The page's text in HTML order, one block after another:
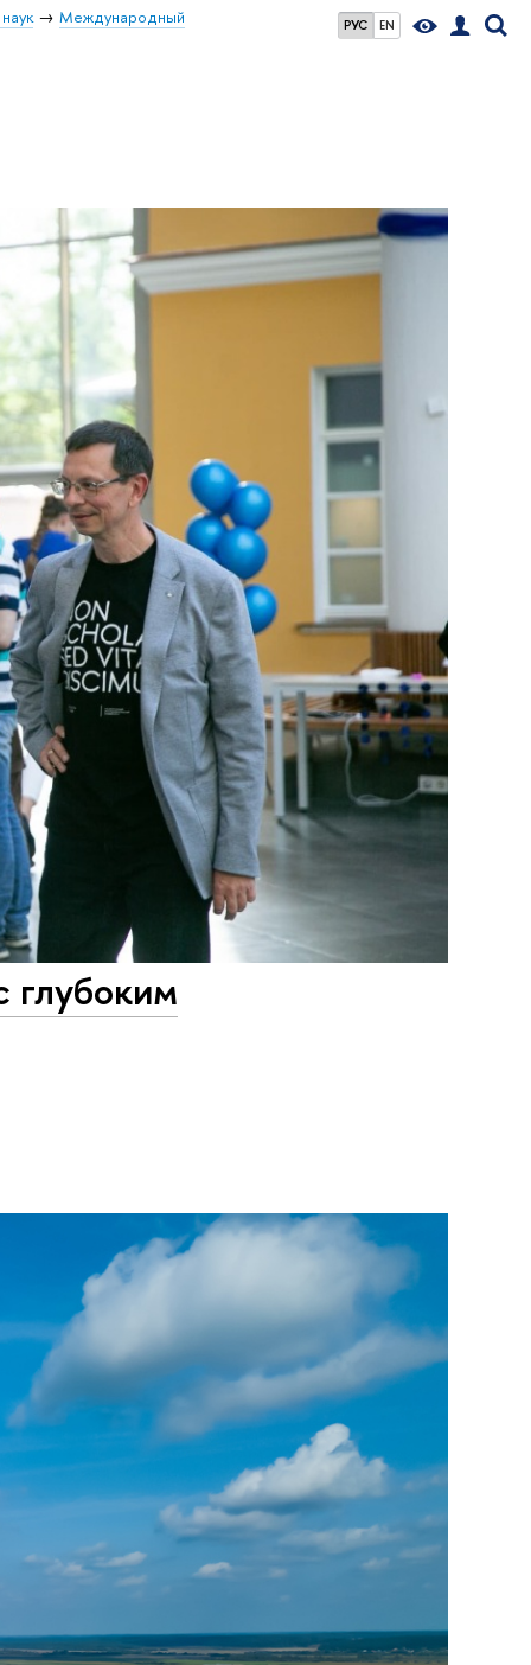
РУС EN
Международный